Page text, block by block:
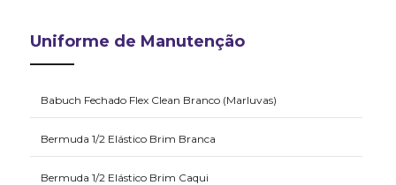
Uniforme de Manutenção
Babuch Fechado Flex Clean Branco (Marluvas)
Bermuda 1/2 Elástico Brim Branca
Bermuda 1/2 Elástico Brim Caqui